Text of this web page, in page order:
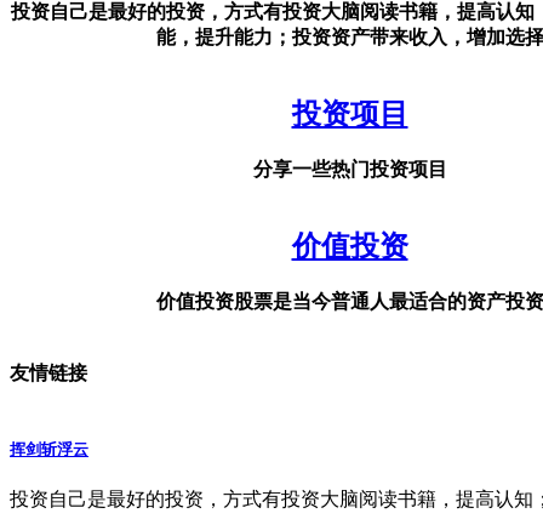
投资自己是最好的投资，方式有‌投资大脑阅读书籍，提高认知
能，提升能力；投资资产带来收入，增加选择
投资项目
分享一些热门投资项目
价值投资
价值投资股票是当今普通人最适合的资产投资
友情链接
挥剑斩浮云
投资自己是最好的投资，方式有‌投资大脑阅读书籍，提高认